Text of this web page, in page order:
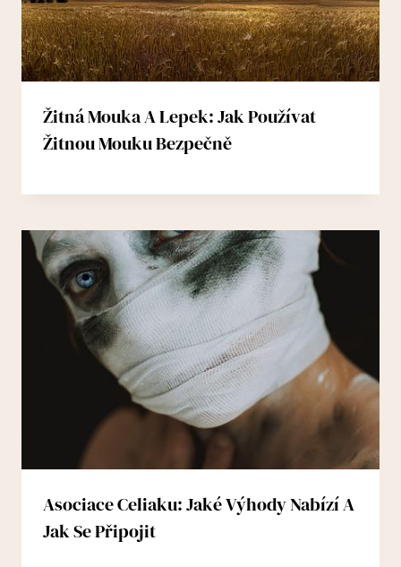
Žitná Mouka A Lepek: Jak Používat
Žitnou Mouku Bezpečně
Asociace Celiaku: Jaké Výhody Nabízí A
Jak Se Připojit